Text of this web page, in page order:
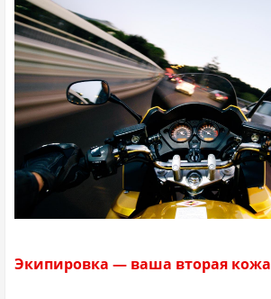
Экипировка — ваша вторая кожа